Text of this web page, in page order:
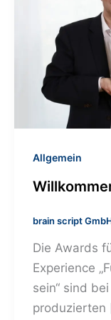
Allgemein
brain script
Die Awards
Experience
sein“ sind
produzierten